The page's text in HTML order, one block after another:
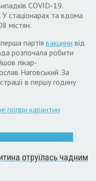
COVID-19.
стаціонарах та вдома
містян.
партія вакцини від
розпочала робити
лікар-
Наговський. За
в першу годину
попри карантин
отруїлась чадним